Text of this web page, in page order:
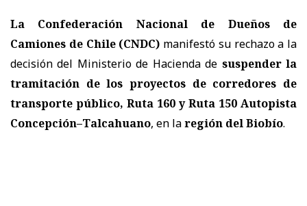
La Confederación Nacional de Dueños de
Camiones de Chile (CNDC) manifestó su rechazo a la
decisión del Ministerio de Hacienda de suspender la
tramitación de los proyectos de corredores de
transporte público, Ruta 160 y Ruta 150 Autopista
Concepción–Talcahuano, en laregión del Biobío.